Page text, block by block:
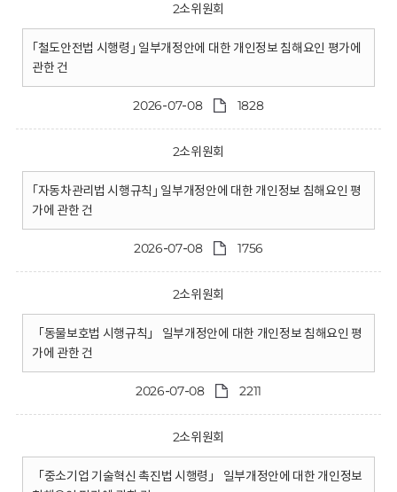
2소위원회
｢철도안전법 시행령｣ 일부개정안에 대한 개인정보 침해요인 평가에
관한 건
2026-07-08 1828
2소위원회
｢자동차관리법 시행규칙｣ 일부개정안에 대한 개인정보 침해요인 평
가에 관한 건
2026-07-08 1756
2소위원회
「동물보호법 시행규칙」 일부개정안에 대한 개인정보 침해요인 평
가에 관한 건
2026-07-08 2211
2소위원회
「중소기업 기술혁신 촉진법 시행령」 일부개정안에 대한 개인정보